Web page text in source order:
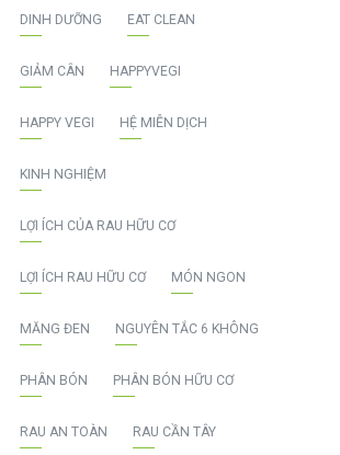
DINH DƯỠNG EAT CLEAN
GIẢM CÂN HAPPYVEGI
HAPPY VEGI HỆ MIỄN DỊCH
KINH NGHIỆM
LỢI ÍCH CỦA RAU HỮU CƠ
LỢI ÍCH RAU HỮU CƠ MÓN NGON
MĂNG ĐEN NGUYÊN TẮC 6 KHÔNG
PHÂN BÓN PHÂN BÓN HỮU CƠ
RAU AN TOÀN RAU CẦN TÂY